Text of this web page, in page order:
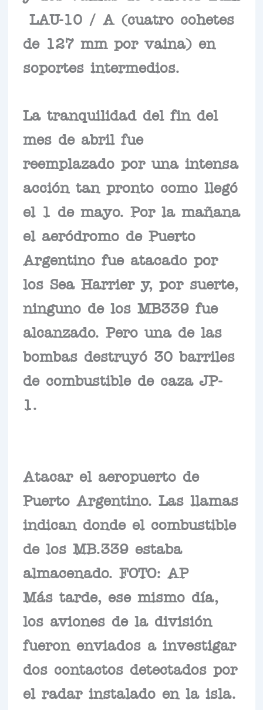
LAU-10 / A (cuatro cohetes
de 127 mm por vaina) en
soportes intermedios.
La tranquilidad del fin del
mes de abril fue
reemplazado por una intensa
acción tan pronto como llegó
el 1 de mayo. Por la mañana
el aeródromo de Puerto
Argentino fue atacado por
los Sea Harrier y, por suerte,
ninguno de los MB339 fue
alcanzado. Pero una de las
bombas destruyó 30 barriles
de combustible de caza JP-
1.
Atacar el aeropuerto de
Puerto Argentino. Las llamas
indican donde el combustible
de los MB.339 estaba
almacenado. FOTO: AP
Más tarde, ese mismo día,
los aviones de la división
fueron enviados a investigar
dos contactos detectados por
el radar instalado en la isla.